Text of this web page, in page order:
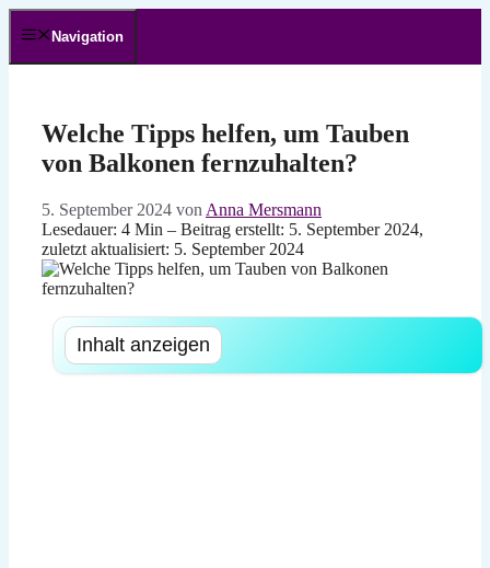
Zum
Inhalt Navigation
Welche Tipps helfen, um Tauben
von Balkonen fernzuhalten?
5. September 2024 von Anna Mersmann
Lesedauer: 4 Min – Beitrag erstellt: 5. September 2024,
zuletzt aktualisiert: 5. September 2024
Inhalt anzeigen